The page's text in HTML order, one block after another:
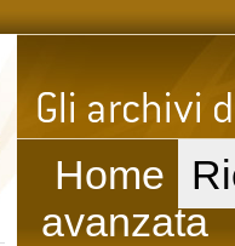
Home
avanzata